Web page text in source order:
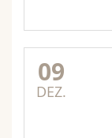
09
DEZ.